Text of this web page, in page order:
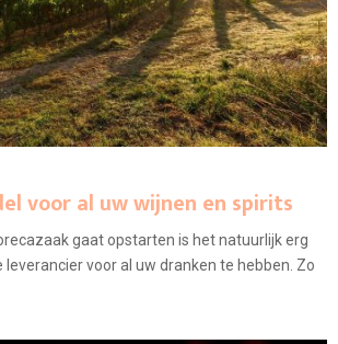
voor al uw wijnen en spirits
gaat opstarten is het natuurlijk erg
leverancier voor al uw dranken te hebben. Zo